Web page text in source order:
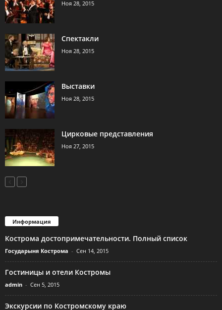
Ноя 28, 2015
Спектакли
Ноя 28, 2015
Выставки
Ноя 28, 2015
Цирковые представления
Ноя 27, 2015
Информация
Кострома достопримечательности. Полный список
Государыня Кострома - Сен 14, 2015
Гостиницы и отели Костромы
admin - Сен 5, 2015
Экскурсии по Костромскому краю